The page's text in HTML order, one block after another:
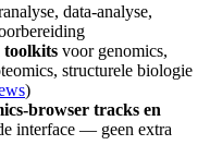
data-analyse,
toolkits voor genomics,
structurele biologie
)
browser tracks en
interface — geen extra